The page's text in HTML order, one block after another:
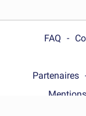
FAQ
Partenaires